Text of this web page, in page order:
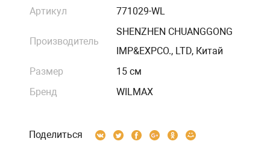
Артикул
771029-WL
Производитель
SHENZHEN CHUANGGONG
IMP&EXPCO., LTD, Китай
Размер
15 см
Бренд
WILMAX
Поделиться